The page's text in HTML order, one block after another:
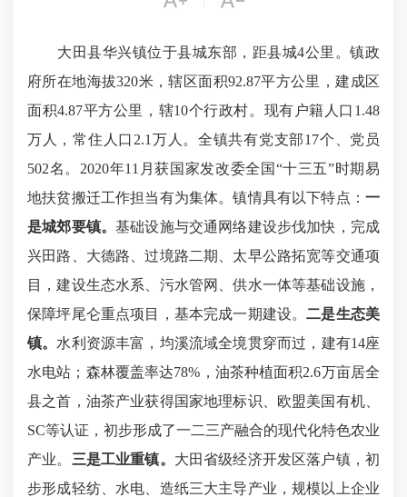
大田县华兴镇位于县城东部，距县城4公里。镇政
府所在地海拔320米，辖区面积92.87平方公里，建成区
面积4.87平方公里，辖10个行政村。现有户籍人口1.48
万人，常住人口2.1万人。全镇共有党支部17个、党员
502名。2020年11月获国家发改委全国“十三五”时期易
地扶贫搬迁工作担当有为集体。镇情具有以下特点： 一
是城郊要镇。基础设施与交通网络建设步伐加快，完成
兴田路、大德路、过境路二期、太早公路拓宽等交通项
目，建设生态水系、污水管网、供水一体等基础设施，
保障坪尾仑重点项目，基本完成一期建设。二是生态美
镇。 水利资源丰富，均溪流域全境贯穿而过，建有14座
水电站；森林覆盖率达78%，油茶种植面积2.6万亩居全
县之首，油茶产业获得国家地理标识、欧盟美国有机、
SC等认证，初步形成了一二三产融合的现代化特色农业
产业。 三是工业重镇。 大田省级经济开发区落户镇，初
步形成轻纺、水电、造纸三大主导产业，规模以上企业